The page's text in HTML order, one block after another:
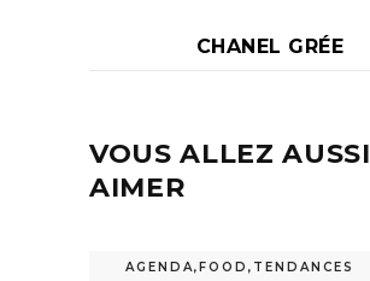
CHANEL GRÉE
VOUS ALLEZ AUSSI
AIMER
AGENDA, FOOD , TENDANCES